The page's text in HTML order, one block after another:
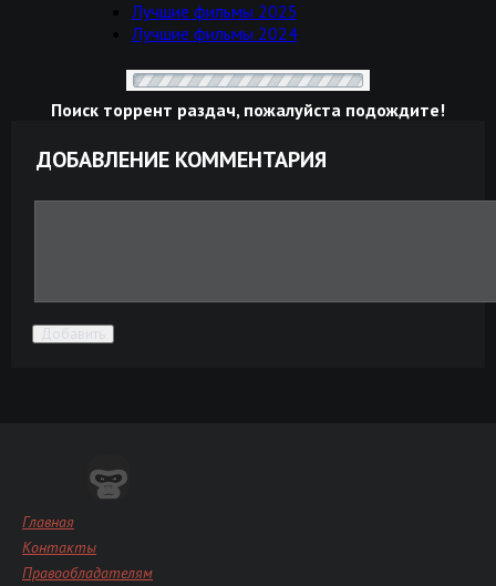
Лучшие фильмы 2025
Лучшие фильмы 2024
Поиск торрент раздач, пожалуйста подождите!
ДОБАВЛЕНИЕ КОММЕНТАРИЯ
Добавить
Главная
Контакты
Правообладателям